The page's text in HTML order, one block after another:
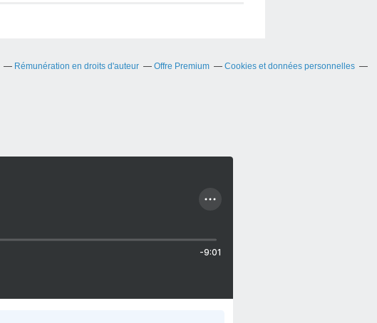
Rémunération en droits d'auteur Offre Premium
Cookies et données personnelles
-9:01